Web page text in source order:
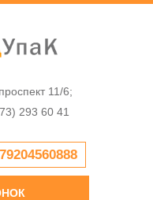
11/6;
293 60 41